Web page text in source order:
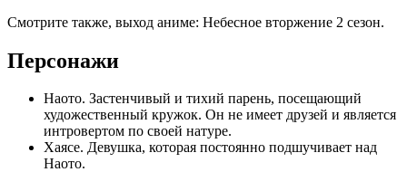
Смотрите также, выход аниме: Небесное вторжение 2 сезон.
Персонажи
Наото. Застенчивый и тихий парень, посещающий
художественный кружок. Он не имеет друзей и является
интровертом по своей натуре.
Хаясе. Девушка, которая постоянно подшучивает над
Наото.